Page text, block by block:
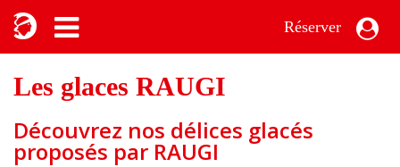
Réserver
Les glaces RAUGI
Découvrez nos délices glacés
proposés par RAUGI